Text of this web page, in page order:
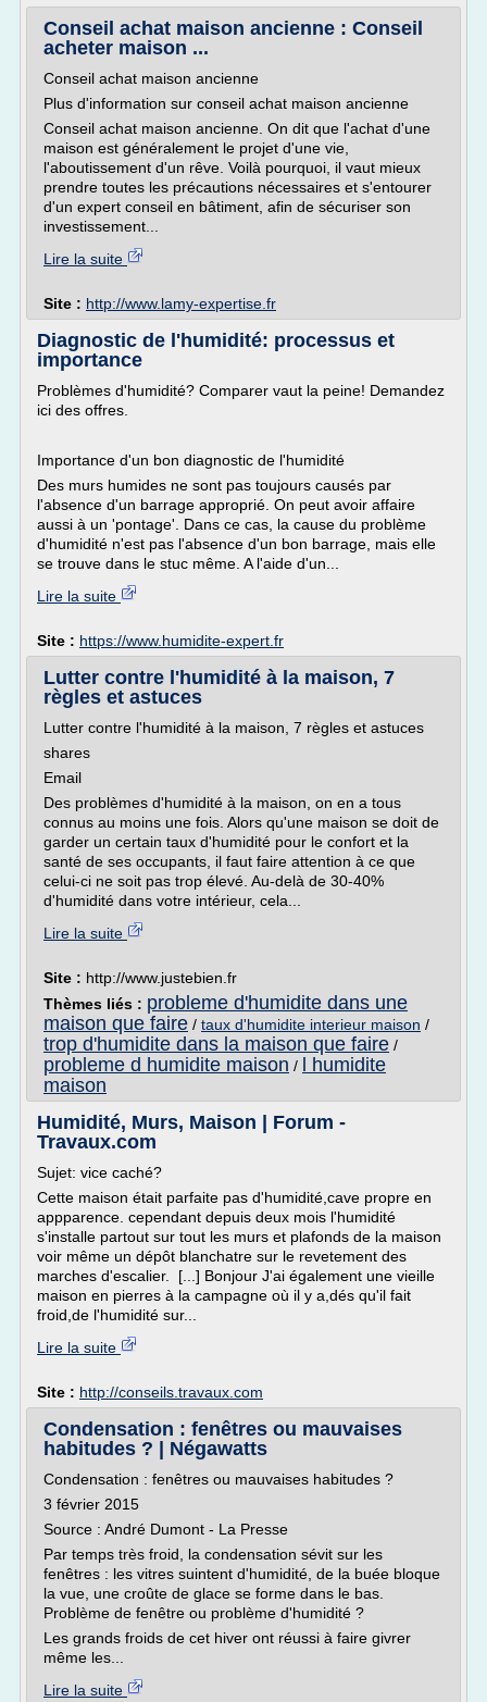
Conseil achat maison ancienne : Conseil
acheter maison ...
Conseil achat maison ancienne
Plus d'information sur conseil achat maison ancienne
Conseil achat maison ancienne. On dit que l'achat d'une
maison est généralement le projet d'une vie,
l'aboutissement d'un rêve. Voilà pourquoi, il vaut mieux
prendre toutes les précautions nécessaires et s'entourer
d'un expert conseil en bâtiment, afin de sécuriser son
investissement...
Lire la suite
Site : http://www.lamy-expertise.fr
Diagnostic de l'humidité: processus et
importance
Problèmes d'humidité? Comparer vaut la peine! Demandez
ici des offres.
Importance d'un bon diagnostic de l'humidité
Des murs humides ne sont pas toujours causés par
l'absence d'un barrage approprié. On peut avoir affaire
aussi à un 'pontage'. Dans ce cas, la cause du problème
d'humidité n'est pas l'absence d'un bon barrage, mais elle
se trouve dans le stuc même. A l'aide d'un...
Lire la suite
Site : https://www.humidite-expert.fr
Lutter contre l'humidité à la maison, 7
règles et astuces
Lutter contre l'humidité à la maison, 7 règles et astuces
shares
Email
Des problèmes d'humidité à la maison, on en a tous
connus au moins une fois. Alors qu'une maison se doit de
garder un certain taux d'humidité pour le confort et la
santé de ses occupants, il faut faire attention à ce que
celui-ci ne soit pas trop élevé. Au-delà de 30-40%
d'humidité dans votre intérieur, cela...
Lire la suite
Site : http://www.justebien.fr
Thèmes liés : probleme d'humidite dans une
maison que faire / taux d'humidite interieur maison /
trop d'humidite dans la maison que faire /
probleme d humidite maison /
l humidite
maison
Humidité, Murs, Maison | Forum -
Travaux.com
Sujet: vice caché?
Cette maison était parfaite pas d'humidité,cave propre en
appparence. cependant depuis deux mois l'humidité
s'installe partout sur tout les murs et plafonds de la maison
voir même un dépôt blanchatre sur le revetement des
marches d'escalier. [...] Bonjour J'ai également une vieille
maison en pierres à la campagne où il y a,dés qu'il fait
froid,de l'humidité sur...
Lire la suite
Site : http://conseils.travaux.com
Condensation : fenêtres ou mauvaises
habitudes ? | Négawatts
Condensation : fenêtres ou mauvaises habitudes ?
3 février 2015
Source : André Dumont - La Presse
Par temps très froid, la condensation sévit sur les
fenêtres : les vitres suintent d'humidité, de la buée bloque
la vue, une croûte de glace se forme dans le bas.
Problème de fenêtre ou problème d'humidité ?
Les grands froids de cet hiver ont réussi à faire givrer
même les...
Lire la suite